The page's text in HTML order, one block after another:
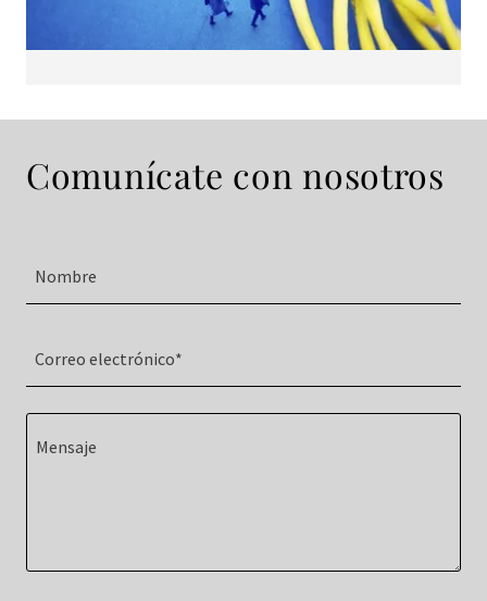
Comunícate con nosotros
Nombre
Correo electrónico*